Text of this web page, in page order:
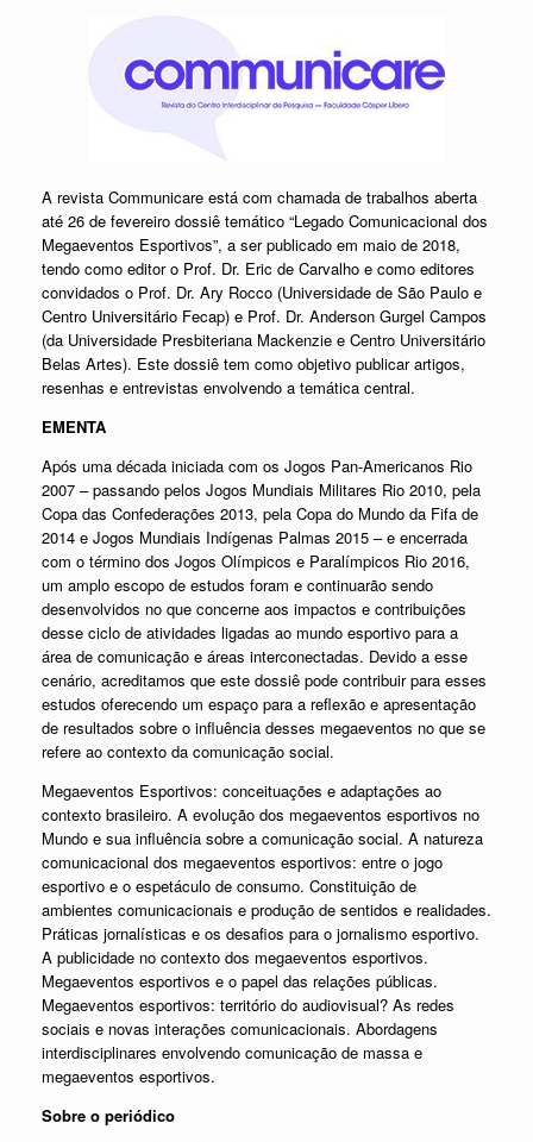
A revista Communicare está com chamada de trabalhos aberta
até 26 de fevereiro dossiê temático “Legado Comunicacional dos
Megaeventos Esportivos”, a ser publicado em maio de 2018,
tendo como editor o Prof. Dr. Eric de Carvalho e como editores
convidados o Prof. Dr. Ary Rocco (Universidade de São Paulo e
Centro Universitário Fecap) e Prof. Dr. Anderson Gurgel Campos
(da Universidade Presbiteriana Mackenzie e Centro Universitário
Belas Artes). Este dossiê tem como objetivo publicar artigos,
resenhas e entrevistas envolvendo a temática central.
EMENTA
Após uma década iniciada com os Jogos Pan-Americanos Rio
2007 – passando pelos Jogos Mundiais Militares Rio 2010, pela
Copa das Confederações 2013, pela Copa do Mundo da Fifa de
2014 e Jogos Mundiais Indígenas Palmas 2015 – e encerrada
com o término dos Jogos Olímpicos e Paralímpicos Rio 2016,
um amplo escopo de estudos foram e continuarão sendo
desenvolvidos no que concerne aos impactos e contribuições
desse ciclo de atividades ligadas ao mundo esportivo para a
área de comunicação e áreas interconectadas. Devido a esse
cenário, acreditamos que este dossiê pode contribuir para esses
estudos oferecendo um espaço para a reflexão e apresentação
de resultados sobre o influência desses megaeventos no que se
refere ao contexto da comunicação social.
Megaeventos Esportivos: conceituações e adaptações ao
contexto brasileiro. A evolução dos megaeventos esportivos no
Mundo e sua influência sobre a comunicação social. A natureza
comunicacional dos megaeventos esportivos: entre o jogo
esportivo e o espetáculo de consumo. Constituição de
ambientes comunicacionais e produção de sentidos e realidades.
Práticas jornalísticas e os desafios para o jornalismo esportivo.
A publicidade no contexto dos megaeventos esportivos.
Megaeventos esportivos e o papel das relações públicas.
Megaeventos esportivos: território do audiovisual? As redes
sociais e novas interações comunicacionais. Abordagens
interdisciplinares envolvendo comunicação de massa e
megaeventos esportivos.
Sobre o periódico